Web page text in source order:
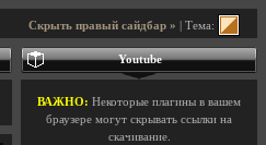
Скрыть правый сайдбар » | Тема:
Youtube
ВАЖНО: Некоторые плагины в вашем
браузере могут скрывать ссылки на
скачивание.